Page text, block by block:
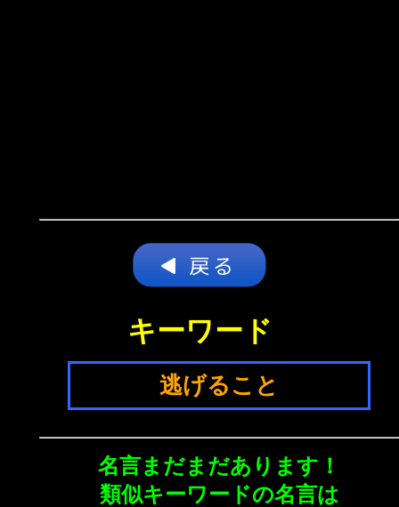
キーワード
逃げること
名言まだまだあります！
類似キーワードの名言は